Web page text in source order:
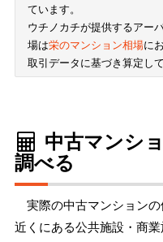
ています。
ウチノカチが提供するアー
場は栄のマンション相場に
取引データに基づき算定して
中古マンシ
調べる
実際の中古マンションの
近くにある公共施設・商業